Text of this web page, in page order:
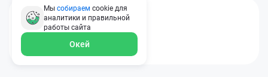
[[*osago_title14]]
[[*osago_text8]]
Мы собираем cookie для
аналитики и правильной
работы сайта
Окей